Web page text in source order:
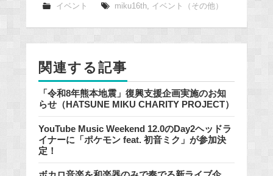
e
k
イベント miku16th, イベント（その他）
関連する記事
「令和8年熊本地震」復興支援企画実施のお知
らせ（HATSUNE MIKU CHARITY PROJECT）
YouTube Music Weekend 12.0のDay2ヘッドラ
イナーに「ポケモン feat. 初音ミク」が参加決
定！